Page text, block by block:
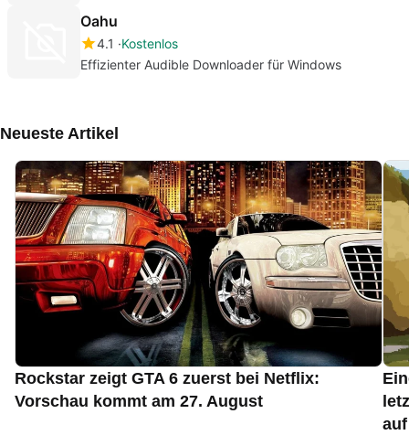
Oahu
4.1
Kostenlos
Effizienter Audible Downloader für Windows
Neueste Artikel
Rockstar zeigt GTA 6 zuerst bei Netflix:
Vorschau kommt am 27. August